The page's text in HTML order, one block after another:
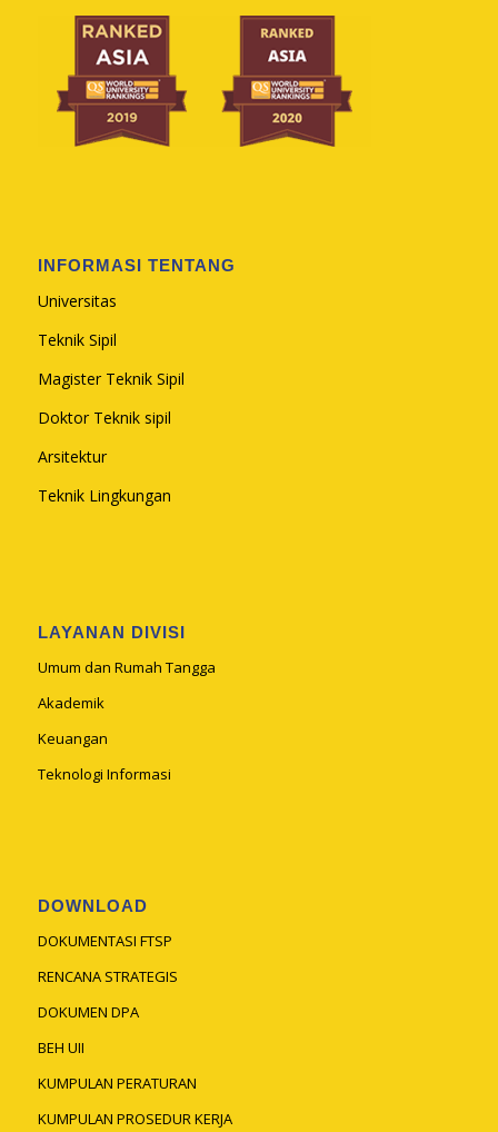
INFORMASI TENTANG
Universitas
Teknik Sipil
Magister Teknik Sipil
Doktor Teknik sipil
Arsitektur
Teknik Lingkungan
LAYANAN DIVISI
Umum dan Rumah Tangga
Akademik
Keuangan
Teknologi Informasi
DOWNLOAD
DOKUMENTASI FTSP
RENCANA STRATEGIS
DOKUMEN DPA
BEH UII
KUMPULAN PERATURAN
KUMPULAN PROSEDUR KERJA